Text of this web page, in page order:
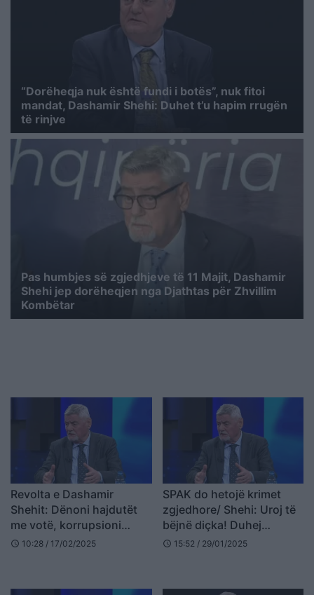
“Dorëheqja nuk është fundi i botës”, nuk fitoi
mandat, Dashamir Shehi: Duhet t’u hapim rrugën
të rinjve
Pas humbjes së zgjedhjeve të 11 Majit, Dashamir
Shehi jep dorëheqjen nga Djathtas për Zhvillim
Kombëtar
Revolta e Dashamir
Shehit: Dënoni hajdutët
me votë, korrupsioni
është futur në shoqëri, ai
miliardë
schedule 10:28 / 17/02/2025
SPAK do hetojë krimet
zgjedhore/ Shehi: Uroj të
bëjnë diçka! Duhej
numërim elektronik
schedule 15:52 / 29/01/2025